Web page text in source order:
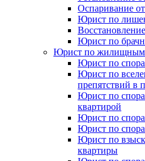
Оспаривание
Юрист по
Юрист по
Юрист по жилищным
Юрист по
Юрист по
препятствий в
Юрист по
квартирой
Юрист по
Юрист по
Юрист по
квартиры